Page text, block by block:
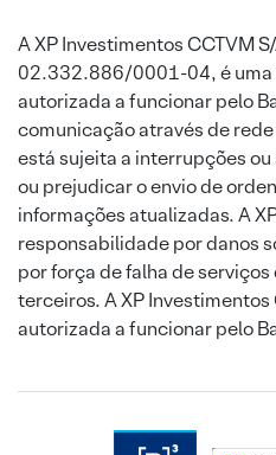
A XP Investimentos CCTVM
02.332.886/0001-04, é uma
autorizada a funcionar pelo
comunicação através de
está sujeita a interrupções
ou prejudicar o envio de
informações atualizadas. A
responsabilidade por danos
por força de falha de
terceiros. A XP
autorizada a funcionar pelo